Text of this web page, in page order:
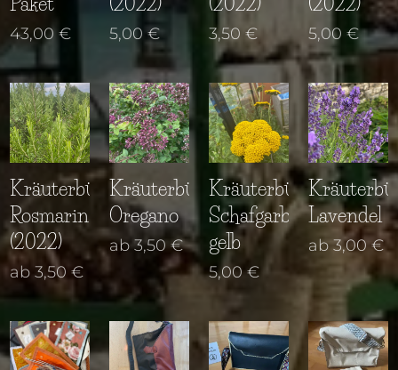
43,00 € 5,00 € 3,50 € 5,00 €
Kräuterbüschel
Rosmarin
(2022)
ab 3,50€
Kräuterbüschel
Oregano
ab3,50 €
Kräuterbüschel
Schafgarbe
gelb
5,00€
Lavendel
ab3,00 €